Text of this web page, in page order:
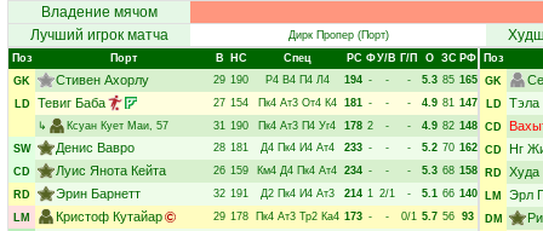
Владение мячом
Лучший игрок матча
Дирк Пропер(Порт)
Поз Порт В НC Спец РC ФУ/В Г/П О ЗС РФ
GK
Стивен Ахорлу 29 190 Р4 В4 П4 Л4 194 - - - 5.3 85 165
LD
Тевиг Баба 27 154 Пк4 Ат3 От4 К4 181 - - - 4.9 81 147
↳
Ксуан Кует Маи, 57 31 190 Пк4 Ат3 П4 Уг4 178 2 - - 4.9 82 148
SW
Денис Вавро 28 181 Д4 Пк4 И4 Ат4 233 - - - 5.2 70 162
CD
Луис Янота Кейта 26 159 Км4 Д4 Пк4 Ат4 234 - - - 5.3 68 158
RD
Эрин Барнетт 32 191 Д2 Пк4 И4 Ат3 214 1 2/1 - 5.1 66 140
LM
Кристоф Кутайар 29 178 Пк4 Ат3 Тр2 Ка4 173 - - 0/1 5.7 56 93
Поз
GK
LD Тэла
CD
CD Нг
RD Худа
LM Эрл
DM